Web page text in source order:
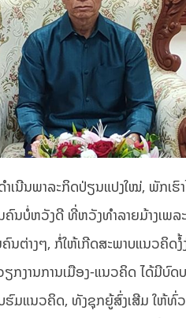
ເນີນພາລະກິດປ່ຽນແປງໃໝ່, ພັກເ
ຄົນບໍ່ຫວັງດີ ທີ່ຫວັງທຳລາຍມ້າງເ
ນຕ່າງໆ, ກໍ່ໃຫ້ເກີດສະພາບແນວຄິດ
ກງານການເມືອງ-ແນວຄິດ ໄດ້ມີບົ
ຮົມແນວຄິດ, ທັງຊຸກຍູ້ສົ່ງເສີມ ໃຫ້